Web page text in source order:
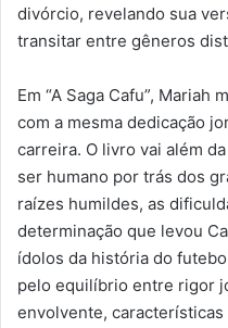
divórcio, revelando sua
transitar entre gêneros
Em “A Saga Cafu”,
com a mesma dedicação
carreira. O livro vai além
ser humano por trás dos
raízes humildes, as
determinação que levou
ídolos da história do
pelo equilíbrio entre rigor
envolvente,